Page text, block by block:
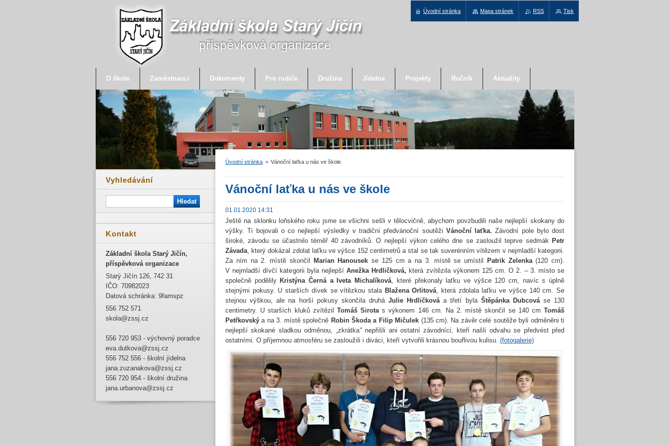
Úvodní stránka > Vánoční laťka u nás ve škole
Vánoční laťka u nás ve škole
01.01.2020 14:31
Ještě na sklonku loňského roku jsme se všichni sešli v tělocvičně, abychom povzbudili naše nejlepší skokany do
výšky. Ti bojovali o co nejlepší výsledky v tradiční předvánoční soutěži Vánoční laťka. Závodní pole bylo dost
široké, závodu se účastnilo téměř 40 závodníků. O nejlepší výkon celého dne se zasloužil teprve sedmák Petr
Závada, který dokázal zdolat laťku ve výšce 152 centimetrů a stal se tak suverénním vítězem v nejmladší kategorii.
Za ním na 2. místě skončil
Marian Hanousek se 125 cm a na 3. místě se umístil Patrik Zelenka(120 cm).
V nejmladší dívčí kategorii byla nejlepší Anežka Hrdličková, která zvítězila výkonem 125 cm. O 2. – 3. místo se
společně podělily Kristýna Černá a Iveta Michalíková, které překonaly laťku ve výšce 120 cm, navíc s úplně
stejnými pokusy. U starších dívek se vítězkou stala Blažena Orlitová, která zdolala laťku ve výšce 140 cm. Se
stejnou výškou, ale na horší pokusy skončila druhá Julie Hrdličkováa třetí byla Štěpánka Dubcováse 130
centimetry. U starších kluků zvítězil Tomáš Sirotas výkonem 146 cm. Na 2. místě skončil se 140 cmTomáš
Petřkovský a na 3. místě společně Robin Škoda a Filip Mičulek (135 cm). Na závěr celé soutěže byli odměněni ti
nejlepší skokané sladkou odměnou, „zkrátka"nepřišli ani ostatní závodníci, kteří našli odvahu se předvést před
ostatními. O příjemnou atmosféru se zasloužili i diváci, kteří vytvořili krásnou bouřlivou kulisu. (fotogalerie)
Vyhledávání
Kontakt
Základní škola Starý Jičín,
příspěvková organizace
Starý Jičín 126, 742 31
IČO: 70982023
Datová schránka: 9famspz
556 752 571
skola@zssj.cz
556 720 953 - výchovný poradce
eva.dutkova@zssj.cz
556 752 556 - školní jídelna
jana.zuzanakova@zssj.cz
556 720 954 - školní družina
jana.urbanova@zssj.cz
O škole Zaměstnanci Dokumenty Pro rodiče Družina Jídelna Projekty Ročník Aktuality
Úvodní stránka Mapa stránek RSS Tisk